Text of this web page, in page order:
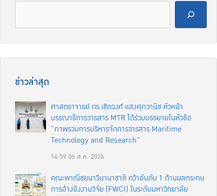
ข่าวล่าสุด
ศาสตราจารย์ ดร.เชิดวงศ์ แสงศุภวานิช หัวหน้า
บรรณาธิการวารสาร MTR ได้ร่วมบรรยายในหัวข้อ
“ภาพรวมการบริหารจัดการวารสาร Maritime
Technology and Research”
14:59 06 ส.ค. 2026
คณะพาณิชยนาวีนานาชาติ คว้าอันดับ 1 ด้านผลกระทบ
การอ้างอิงงานวิจัย (FWCI) ในระดับมหาวิทยาลัย